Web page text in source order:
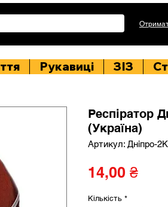
Рукавиці ЗІЗ
Респіратор
(Україна)
Артикул: Дніпро-2К
14,00 ₴Ціна
Кількість *